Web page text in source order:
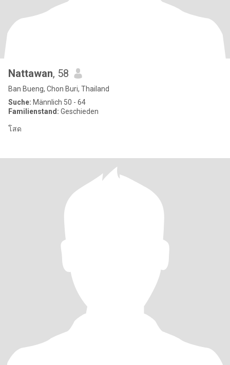
Nattawan, 58
Ban Bueng, Chon Buri, Thailand
Suche: Männlich 50 - 64
Familienstand: Geschieden
โสด